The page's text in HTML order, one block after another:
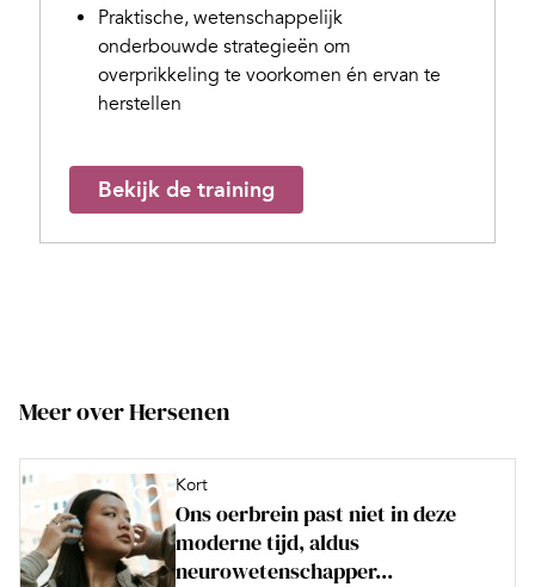
Praktische, wetenschappelijk
onderbouwde strategieën om
overprikkeling te voorkomen én ervan te
herstellen
Bekijk de training
Meer over Hersenen
Kort
Ons oerbrein past niet in deze
moderne tijd, aldus
neurowetenschapper...